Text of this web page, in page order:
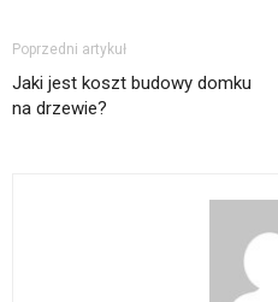
Poprzedni artykuł
Jaki jest koszt budowy domku
na drzewie?